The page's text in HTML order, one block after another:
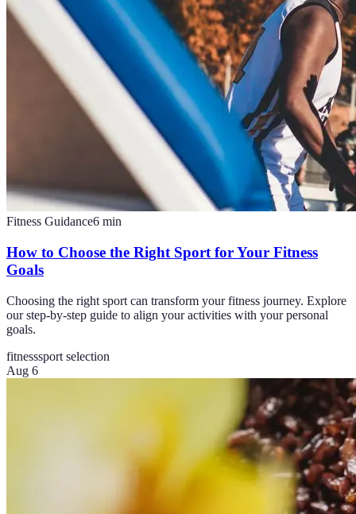
Fitness Guidance6 min
How to Choose the Right Sport for Your Fitness
Goals
Choosing the right sport can transform your fitness journey. Explore
our step-by-step guide to align your activities with your personal
goals.
fitnesssport selection
Aug 6